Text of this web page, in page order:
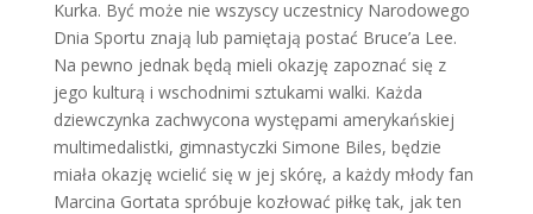
Kurka. Być może nie wszyscy uczestnicy Narodowego
Dnia Sportu znają lub pamiętają postać Bruce’a Lee.
Na pewno jednak będą mieli okazję zapoznać się z
jego kulturą i wschodnimi sztukami walki. Każda
dziewczynka zachwycona występami amerykańskiej
multimedalistki, gimnastyczki Simone Biles, będzie
miała okazję wcielić się w jej skórę, a każdy młody fan
Marcina Gortata spróbuje kozłować piłkę tak, jak ten